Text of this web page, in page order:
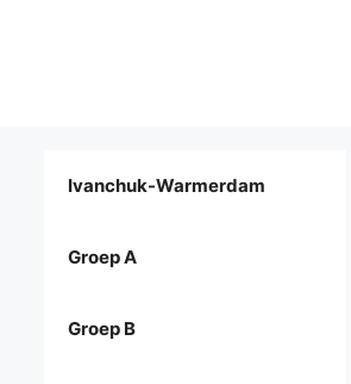
Ivanchuk-Warmerdam
Groep A
Groep B